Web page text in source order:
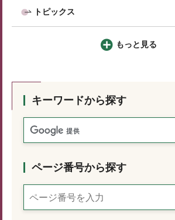
トピックス
もっと見る
キーワードから探す
ページ番号から探す